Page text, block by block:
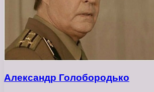
Александр Голобородько